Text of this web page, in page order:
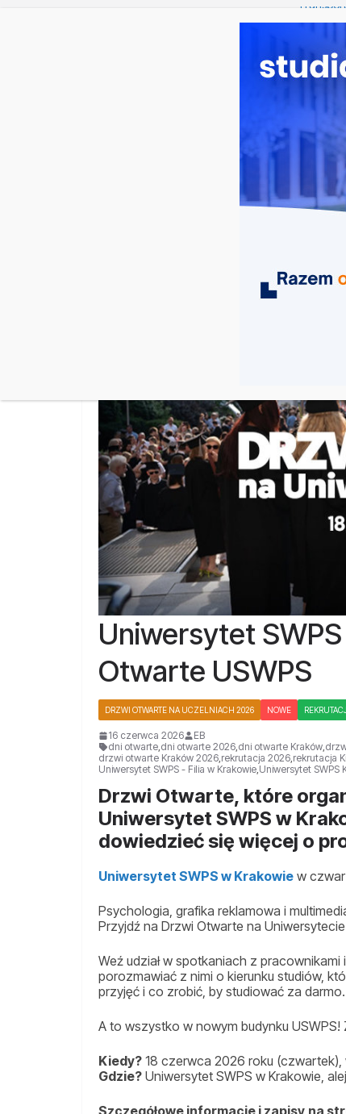
UCZELNIE KIERUNKI
Uniwersytet
Otwarte USWPS
DRZWI OTWARTE NA UCZELNIACH 2026 NOWE
16 czerwca 2026
EB
dni otwarte dni otwarte 2026 dni otwarte Kraków
drzwi otwarte Kraków 2026 rekrutacja 2026 rekrutacja
Uniwersytet SWPS - Filia w Krakowie Uniwersytet SWPS
Drzwi Otwarte, które
Uniwersytet SWPS w
dowiedzieć się więcej o
Uniwersytet SWPS w Krakowie w
Psychologia, grafika reklamowa i
Przyjdź na Drzwi Otwarte na
Weź udział w spotkaniach z
porozmawiać z nimi o kierunku studiów,
przyjęć i co zrobić, by studiować za darmo.
A to wszystko w nowym budynku USWPS!
Kiedy? 18 czerwca 2026 roku (czwartek),
Gdzie? Uniwersytet SWPS w Krakowie,
Szczegółowe informacje i zapisy na